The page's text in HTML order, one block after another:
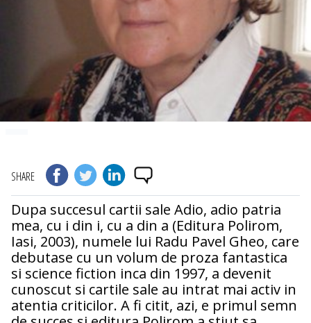
SHARE
Dupa succesul cartii sale Adio, adio patria
mea, cu i din i, cu a din a (Editura Polirom,
Iasi, 2003), numele lui Radu Pavel Gheo, care
debutase cu un volum de proza fantastica
si science fiction inca din 1997, a devenit
cunoscut si cartile sale au intrat mai activ in
atentia criticilor. A fi citit, azi, e primul semn